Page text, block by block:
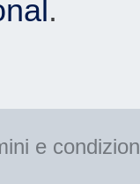
.
e